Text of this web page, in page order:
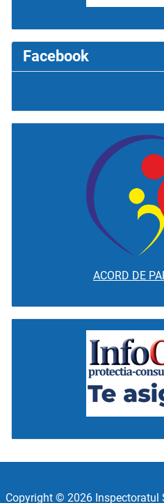
Facebook
ACORD DE
Copyright © 2026 Inspectoratul